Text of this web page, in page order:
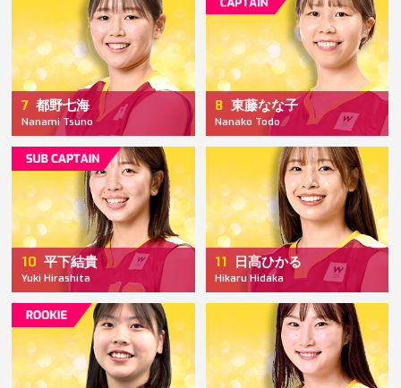
7 都野七海
Nanami Tsuno
8 東藤なな子
Nanako Todo
10 平下結貴
Yuki Hirashita
11 日髙ひかる
Hikaru Hidaka